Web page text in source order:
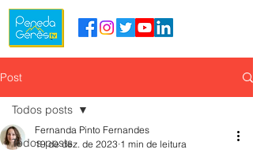
Post
Todos posts
Todos posts
Fernanda Pinto Fernandes
19 de dez. de 2023 1 min de leitura